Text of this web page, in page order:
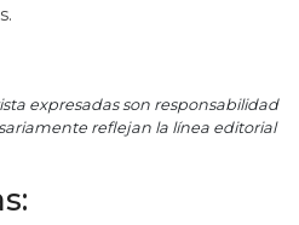
expresadas son responsabilidad
reflejan la línea editorial